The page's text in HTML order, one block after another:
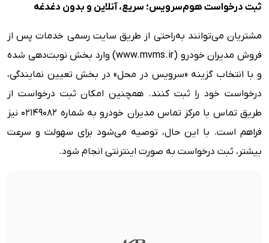
ثبت درخواست هوم‌سرویس؛ سریع، آنلاین و بدون دغدغه
مشتریان می‌توانند به‌راحتی از طریق سایت رسمی خدمات پس از
فروش مدیران خودرو (www.mvms.ir) وارد بخش نوبت‌دهی شده
و با انتخاب گزینه «سرویس در محل» در بخش تعیین نمایندگی،
درخواست خود را ثبت کنند. همچنین امکان ثبت درخواست از
طریق تماس با مرکز تماس مدیران خودرو به شماره ۰۲۱۴۹۰۸۲ نیز
فراهم است. با این حال، توصیه می‌شود برای سهولت و سرعت
بیشتر، ثبت درخواست به صورت اینترنتی انجام شود.